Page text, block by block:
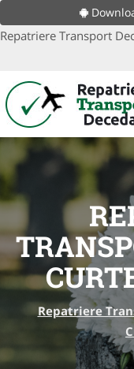
Repatriere Transport
Repatriere